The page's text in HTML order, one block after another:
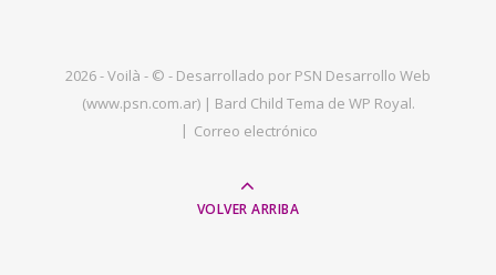
2026 - Voilà - © - Desarrollado por PSN Desarrollo Web
(www.psn.com.ar) | Bard Child Tema de WP Royal.
Correo electrónico
VOLVER ARRIBA